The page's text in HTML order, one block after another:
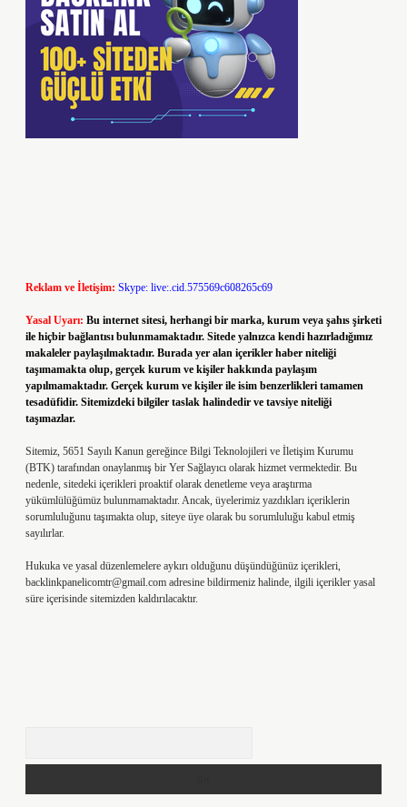
Reklam ve İletişim: Skype: live:.cid.575569c608265c69
Yasal Uyarı: Bu internet sitesi, herhangi bir marka, kurum veya şahıs şirketi
ile hiçbir bağlantısı bulunmamaktadır. Sitede yalnızca kendi hazırladığımız
makaleler paylaşılmaktadır. Burada yer alan içerikler haber niteliği
taşımamakta olup, gerçek kurum ve kişiler hakkında paylaşım
yapılmamaktadır. Gerçek kurum ve kişiler ile isim benzerlikleri tamamen
tesadüfidir. Sitemizdeki bilgiler taslak halindedir ve tavsiye niteliği
taşımazlar.
Sitemiz, 5651 Sayılı Kanun gereğince Bilgi Teknolojileri ve İletişim Kurumu
(BTK) tarafından onaylanmış bir Yer Sağlayıcı olarak hizmet vermektedir. Bu
nedenle, sitedeki içerikleri proaktif olarak denetleme veya araştırma
yükümlülüğümüz bulunmamaktadır. Ancak, üyelerimiz yazdıkları içeriklerin
sorumluluğunu taşımakta olup, siteye üye olarak bu sorumluluğu kabul etmiş
sayılırlar.
Hukuka ve yasal düzenlemelere aykırı olduğunu düşündüğünüz içerikleri,
backlinkpanelicomtr@gmail.com adresine bildirmeniz halinde, ilgili içerikler yasal
süre içerisinde sitemizden kaldırılacaktır.